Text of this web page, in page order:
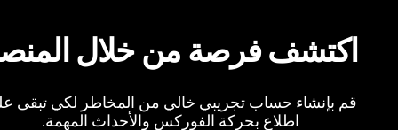
اكتشف فرصة من خلال
قم بإنشاء حساب تجريبي خالي من المخاطر لكي تبقى
اطلاع بحركة الفوركس والأحداث المهمة.